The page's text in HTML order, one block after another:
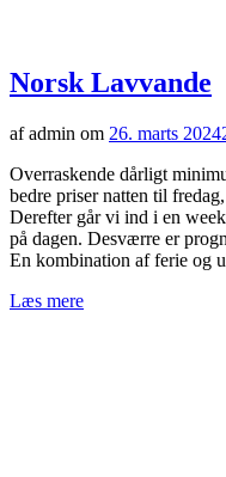
Norsk Lavvande
af admin om 26. marts 2024
Overraskende dårligt
bedre priser natten til
Derefter går vi ind i en
på dagen. Desværre er
En kombination af ferie og
Læs mere